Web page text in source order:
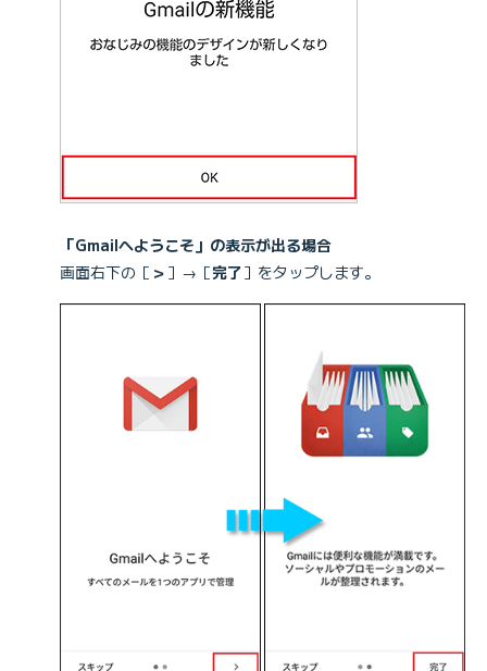
「Gmailへようこそ」の表示が出る場合
画面右下の［ ＞ ］→［完了］をタップします。